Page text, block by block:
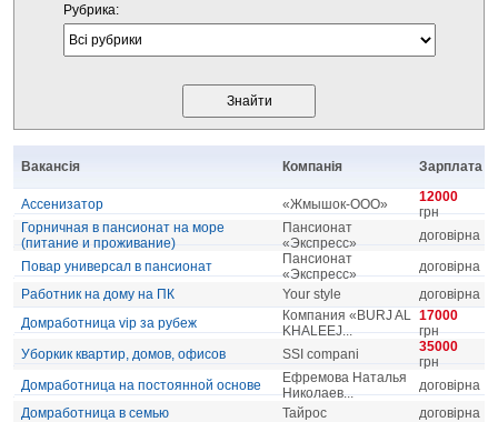
Рубрика:
Вакансія Компанія Зарплата
Ассенизатор «Жмышок-ООО»
12000
грн
Горничная в пансионат на море
(питание и проживание)
Пансионат
«Экспресс»
договірна
Повар универсал в пансионат
Пансионат
«Экспресс»
договірна
Работник на дому на ПК
Your style
договірна
Домработница vip за рубеж
Компания «BURJ AL
KHALEEJ...
17000
грн
Уборкик квартир, домов, офисов
SSI compani
35000
грн
Домработница на постоянной основе
Ефремова Наталья
Николаев...
договірна
Домработница в семью
Тайрос
договірна